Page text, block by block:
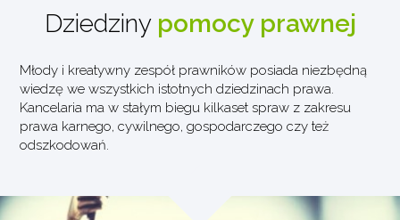
Dziedziny pomocy prawnej
Młody i kreatywny zespół prawników posiada niezbędną
wiedzę we wszystkich istotnych dziedzinach prawa.
Kancelaria ma w stałym biegu kilkaset spraw z zakresu
prawa karnego, cywilnego, gospodarczego czy też
odszkodowań.